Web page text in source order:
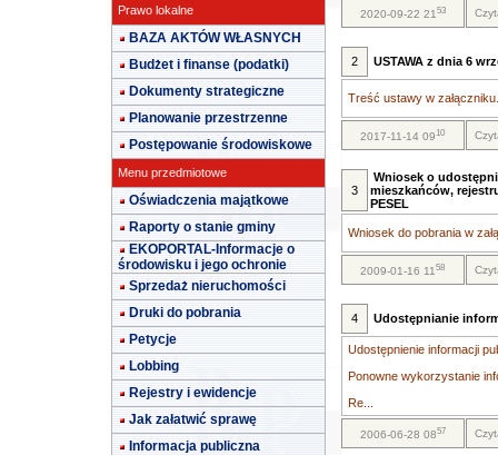
Prawo lokalne
BAZA AKTÓW WŁASNYCH
Budżet i finanse (podatki)
Dokumenty strategiczne
Planowanie przestrzenne
Postępowanie środowiskowe
Menu przedmiotowe
Oświadczenia majątkowe
Raporty o stanie gminy
EKOPORTAL-Informacje o
środowisku i jego ochronie
Sprzedaż nieruchomości
Druki do pobrania
Petycje
Lobbing
Rejestry i ewidencje
Jak załatwić sprawę
Informacja publiczna
2020-09-22 2153
2 USTAWA z dnia 6
Treść ustawy w
2017-11-14 0910
3
Wniosek o
mieszkańców,
PESEL
Wniosek do pobrania w
2009-01-16 1158
4 Udostępnianie
Udostępnienie informacji
Ponowne wykorzystanie
Re...
2006-06-28 0857